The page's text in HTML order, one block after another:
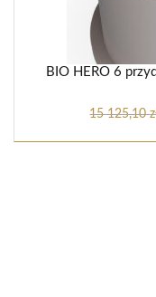
BIO HERO 6
15 125,10